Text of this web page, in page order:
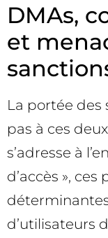
DMAs,
et
La portée des
pas à ces
s’adresse à
d’accès »,
d’utilisateurs